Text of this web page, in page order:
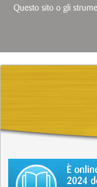
È
2024
Questo sito o gli